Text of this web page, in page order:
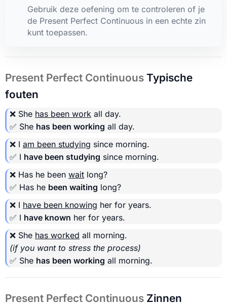
Gebruik deze oefening om te controleren of je
de Present Perfect Continuous in een echte zin
kunt toepassen.
Present Perfect Continuous Typische
fouten
❌ She has been work all day.
✅ She has been working all day.
❌ I am been studying since morning.
✅ I have been studying since morning.
❌ Has he been wait long?
✅ Has he been waiting long?
❌ I have been knowing her for years.
✅ I have known her for years.
❌ She has worked all morning.
(if you want to stress the process)
✅ She has been working all morning.
Present Perfect Continuous Zinnen